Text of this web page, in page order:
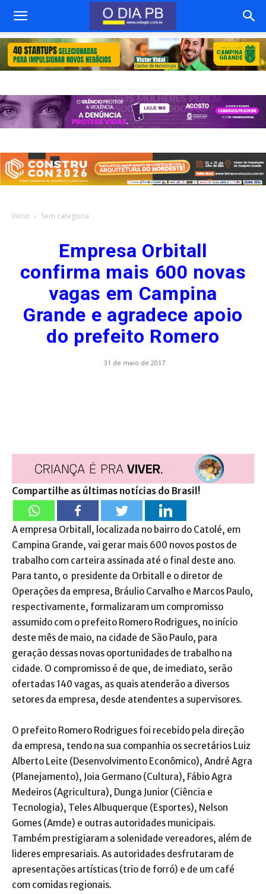
Início Sem categoria
Empresa Orbitall
confirma mais 600 novas
vagas em Campina
Grande e agradece apoio
do prefeito Romero
31 de maio de 2017
Compartilhe as últimas notícias do Brasil!
A empresa Orbitall, localizada no bairro do Catolé, em
Campina Grande, vai gerar mais 600 novos postos de
trabalho com carteira assinada até o final deste ano.
Para tanto, o presidente da Orbitall e o diretor de
Operações da empresa, Bráulio Carvalho e Marcos Paulo,
respectivamente, formalizaram um compromisso
assumido com o prefeito Romero Rodrigues, no início
deste mês de maio, na cidade de São Paulo, para
geração dessas novas oportunidades de trabalho na
cidade. O compromisso é de que, de imediato, serão
ofertadas 140 vagas, as quais atenderão a diversos
setores da empresa, desde atendentes a supervisores.
O prefeito Romero Rodrigues foi recebido pela direção
da empresa, tendo na sua companhia os secretários Luiz
Alberto Leite (Desenvolvimento Econômico), André Agra
(Planejamento), Joia Germano (Cultura), Fábio Agra
Medeiros (Agricultura), Dunga Junior (Ciência e
Tecnologia), Teles Albuquerque (Esportes), Nelson
Gomes (Amde) e outras autoridades municipais.
Também prestigiaram a solenidade vereadores, além de
lideres empresariais. As autoridades desfrutaram de
apresentações artísticas (trio de forró) e de um café
com comidas regionais.